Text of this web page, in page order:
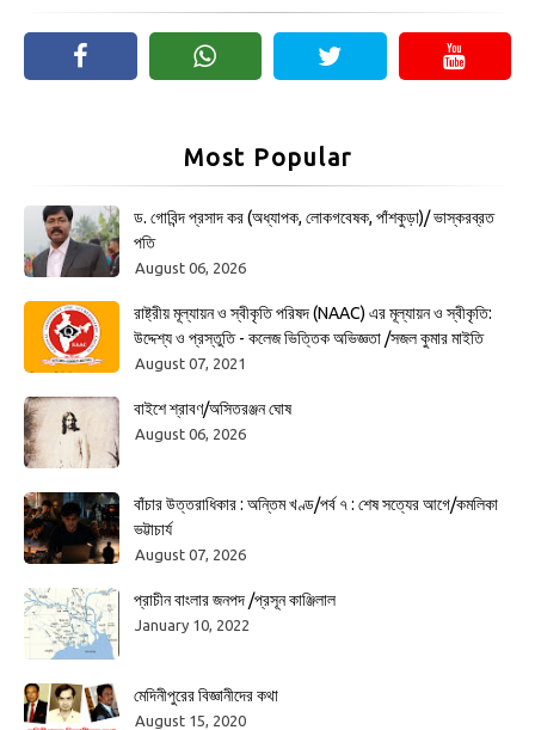
Most Popular
ড. গোবিন্দ প্রসাদ কর (অধ্যাপক, লোকগবেষক, পাঁশকুড়া)/ ভাস্করব্রত
পতি
August 06, 2026
রাষ্ট্রীয় মূল্যায়ন ও স্বীকৃতি পরিষদ (NAAC) এর মূল্যায়ন ও স্বীকৃতি:
উদ্দেশ্য ও প্রস্তুতি - কলেজ ভিত্তিক অভিজ্ঞতা /সজল কুমার মাইতি
August 07, 2021
বাইশে শ্রাবণ/অসিতরঞ্জন ঘোষ
August 06, 2026
বাঁচার উত্তরাধিকার : অন্তিম খণ্ড/পর্ব ৭ : শেষ সত্যের আগে/কমলিকা
ভট্টাচার্য
August 07, 2026
প্রাচীন বাংলার জনপদ /প্রসূন কাঞ্জিলাল
January 10, 2022
মেদিনীপুরের বিজ্ঞানীদের কথা
August 15, 2020